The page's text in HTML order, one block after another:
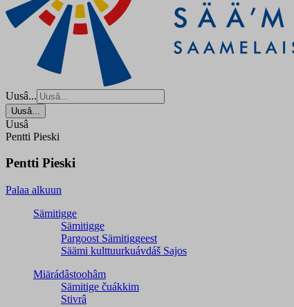
Uusâ...
Uusâ...
Uusâ
Pentti Pieski
Pentti Pieski
Palaa alkuun
Sämitigge
Sämitigge
Pargoost Sämitiggeest
Säämi kulttuurkuávdáš Sajos
Miärádâstoohâm
Sämitige čuákkim
Stivrâ